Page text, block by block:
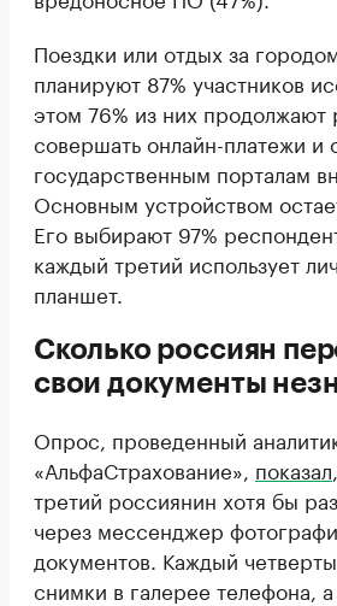
Поездки или отдых за
планируют 87% участников
этом 76% из них продолжают
совершать онлайн-платежи и
государственным порталам
Основным устройством
Его выбирают 97%
каждый третий использует
планшет.
Сколько россиян
свои документы
Опрос, проведенный
«АльфаСтрахование», показал
третий россиянин хотя бы
через мессенджер
документов. Каждый
снимки в галерее телефона,